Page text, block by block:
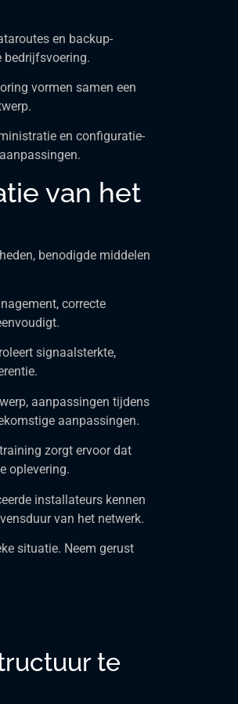
en backup-
bedrijfsvoering.
vormen samen een
en configuratie-
van het
benodigde middelen
correcte
signaalsterkte,
aanpassingen tijdens
aanpassingen.
zorgt ervoor dat
oplevering.
installateurs kennen
van het netwerk.
situatie. Neem gerust
te